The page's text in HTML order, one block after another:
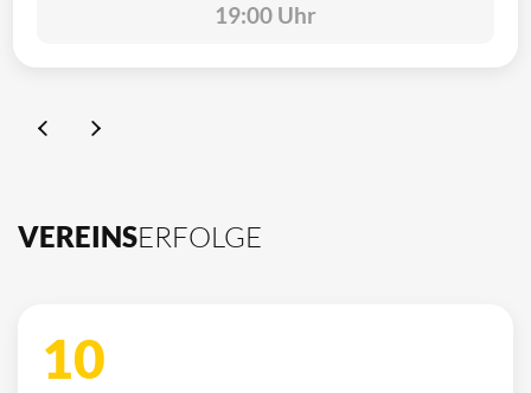
19:00 Uhr
VEREINSERFOLGE